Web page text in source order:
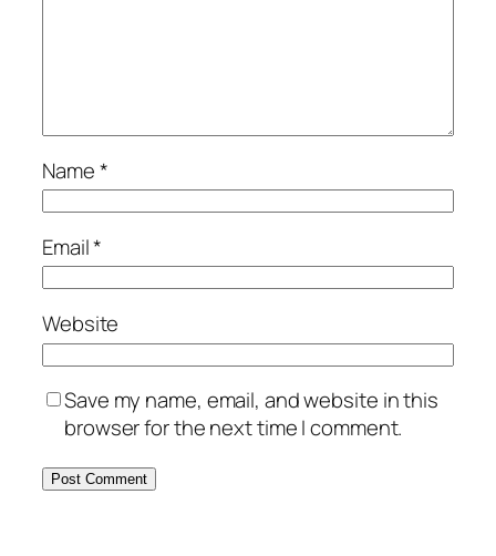
Name*
Email*
Website
Save my name, email, and website in this
browser for the next time I comment.